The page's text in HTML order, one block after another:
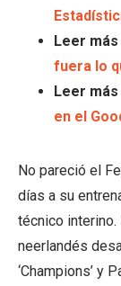
Leer
fuera lo
Leer
en el
No pareció el
días a su
técnico
neerlandés
‘Champions’ y